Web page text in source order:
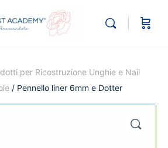
per Ricostruzione Unghie e Nail
/ Pennello liner 6mm e Dotter
🔍